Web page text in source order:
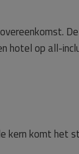
op all-
kern komt het